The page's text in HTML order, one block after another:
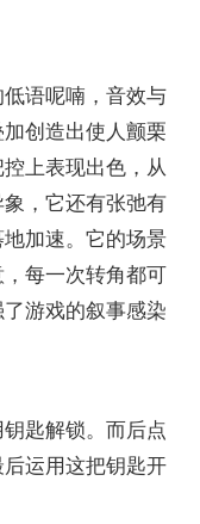
语呢喃，音效与
创造出使人颤栗
上表现出色，从
，它还有张弛有
加速。它的场景
每一次转角都可
游戏的叙事感染
匙解锁。而后点
运用这把钥匙开